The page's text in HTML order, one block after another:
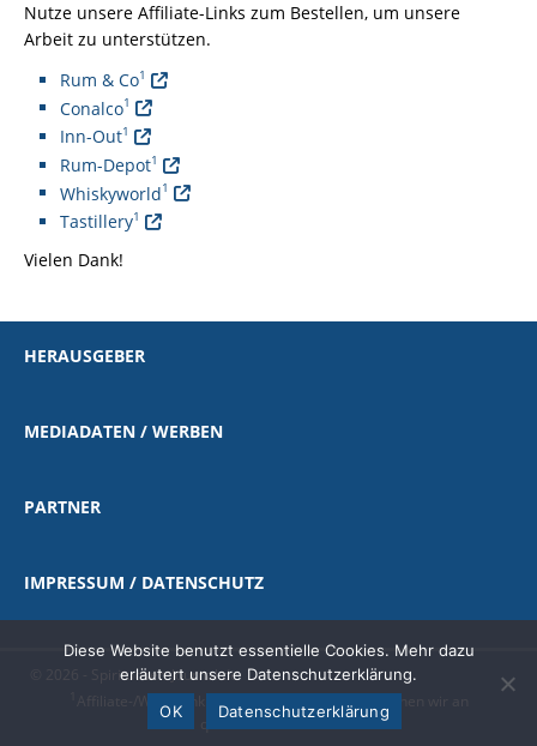
Nutze unsere Affiliate-Links zum Bestellen, um unsere
Arbeit zu unterstützen.
Rum & Co1
Conalco1
Inn-Out1
Rum-Depot1
Whiskyworld1
Tastillery1
Vielen Dank!
HERAUSGEBER
MEDIADATEN / WERBEN
PARTNER
IMPRESSUM / DATENSCHUTZ
© 2026 - Spirituosen-Journal.de
Affiliate-/Werbelink |als Amazon-Partner verdienen wir an
qualifizierten Käufen
Diese Website benutzt essentielle Cookies. Mehr dazu
erläutert unsere Datenschutzerklärung.
OK
Datenschutzerklärung